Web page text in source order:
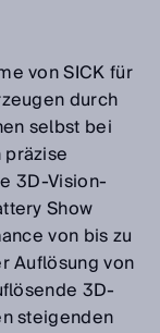
von SICK für
durch
selbst bei
3D-Vision-
Show
von bis zu
Auflösung von
3D-
steigenden